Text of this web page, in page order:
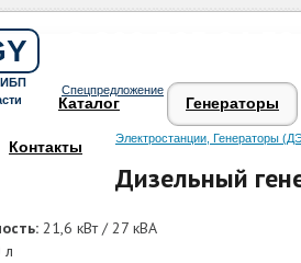
ИБП
Спецпредложение
Каталог Генераторы
Контакты Электростанции, Генераторы
Дизельный
21,6 кВт / 27 кВА
л